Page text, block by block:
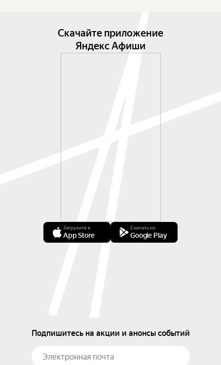
Скачайте приложение
Яндекс Афиши
Загрузите в
App Store
Скачать из
Google Play
Подпишитесь на акции и анонсы событий